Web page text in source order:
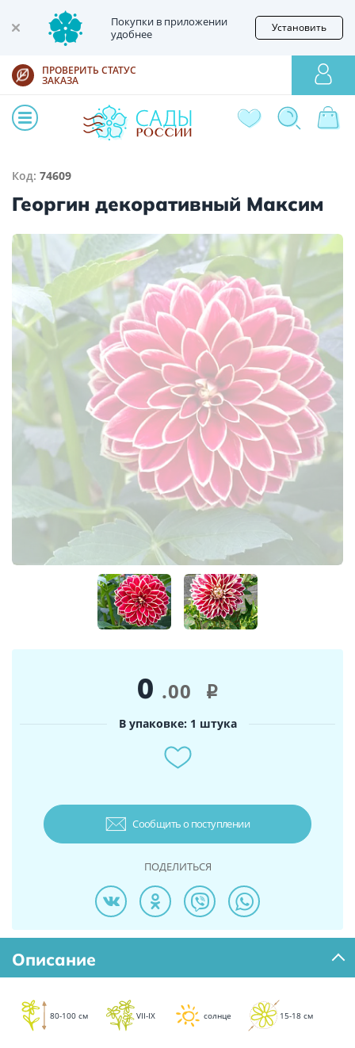
Покупки в приложении
удобнее
Установить
ПРОВЕРИТЬ СТАТУС
ЗАКАЗА
Код: 74609
Георгин декоративный Максим
0 .00 i
В упаковке: 1 штука
Сообщить о поступлении
ПОДЕЛИТЬСЯ
Описание
80-100 см VII-IX солнце 15-18 см